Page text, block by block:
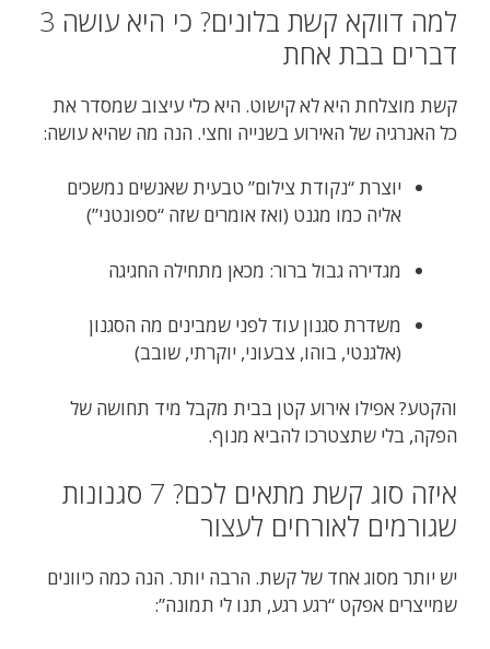
למה דווקא קשת בלונים? כי היא עושה 3
דברים בבת אחת
קשת מוצלחת היא לא קישוט. היא כלי עיצוב שמסדר את
כל האנרגיה של האירוע בשנייה וחצי. הנה מה שהיא עושה:
יוצרת “נקודת צילום” טבעית שאנשים נמשכים
אליה כמו מגנט (ואז אומרים שזה “ספונטני”)
מגדירה גבול ברור: מכאן מתחילה החגיגה
משדרת סגנון עוד לפני שמבינים מה הסגנון
(אלגנטי, בוהו, צבעוני, יוקרתי, שובב)
והקטע? אפילו אירוע קטן בבית מקבל מיד תחושה של
הפקה, בלי שתצטרכו להביא מנוף.
איזה סוג קשת מתאים לכם? 7 סגנונות
שגורמים לאורחים לעצור
יש יותר מסוג אחד של קשת. הרבה יותר. הנה כמה כיוונים
שמייצרים אפקט “רגע רגע, תנו לי תמונה”: